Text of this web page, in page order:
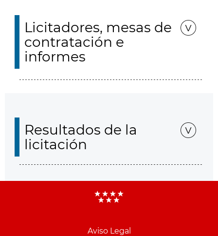
Licitadores, mesas de
contratación e
informes
Resultados de la
licitación
Aviso Legal